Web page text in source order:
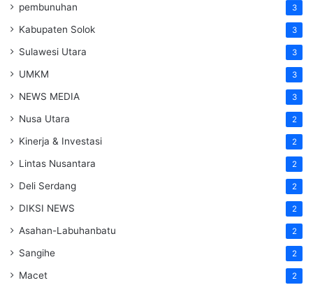
pembunuhan 3
Kabupaten Solok 3
Sulawesi Utara 3
UMKM 3
NEWS MEDIA 3
Nusa Utara 2
Kinerja & Investasi 2
Lintas Nusantara 2
Deli Serdang 2
DIKSI NEWS 2
Asahan-Labuhanbatu 2
Sangihe 2
Macet 2